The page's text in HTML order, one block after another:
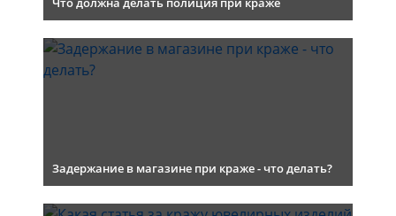
Задержание в магазине при краже - что делать?